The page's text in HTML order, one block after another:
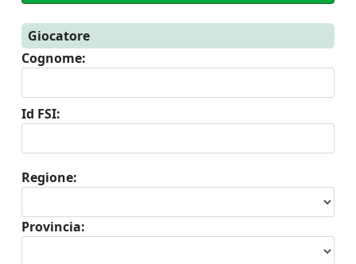
Giocatore
Cognome:
Id FSI:
Regione:
Provincia: